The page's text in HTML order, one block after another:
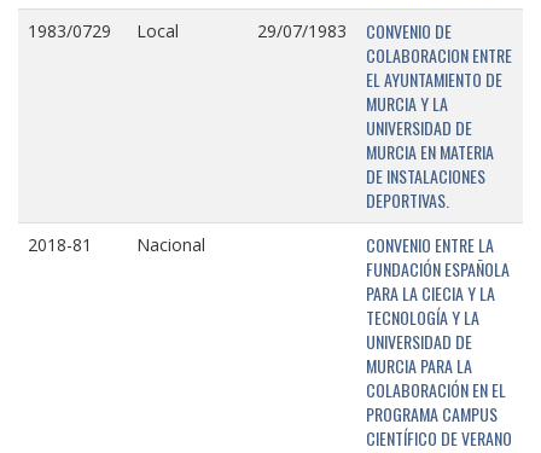
1983/0729 Local 29/07/1983
CONVENIO DE
COLABORACION ENTRE
EL AYUNTAMIENTO DE
MURCIA Y LA
UNIVERSIDAD DE
MURCIA EN MATERIA
DE INSTALACIONES
DEPORTIVAS.
2018-81 Nacional
CONVENIO ENTRE LA
FUNDACIÓN ESPAÑOLA
PARA LA CIECIA Y LA
TECNOLOGÍA Y LA
UNIVERSIDAD DE
MURCIA PARA LA
COLABORACIÓN EN EL
PROGRAMA CAMPUS
CIENTÍFICO DE VERANO